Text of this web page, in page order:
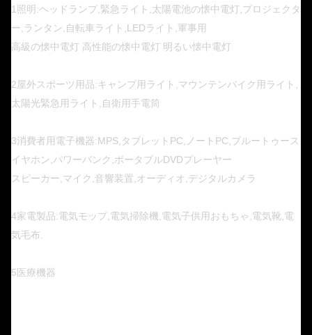
1照明:ヘッドランプ,緊急ライト,太陽電池の懐中電灯,プロジェクタ
ー,ランタン,自転車ライト,LEDライト,軍事用
高級の懐中電灯 高性能の懐中電灯 明るい懐中電灯
2屋外スポーツ用品:キャンプ用ライト,マウンテンバイク用ライト,
太陽光緊急用ライト,自衛用手電筒
3消費者用電子機器:MPS,タブレットPC,ノートPC,ブルートゥース
イヤホン,パワーバンク,ポータブルDVDプレーヤー
スピーカー,マイク,音響装置,オーディオ,デジタルカメラ
4家電製品:電気モップ,電気掃除機,電気子供用おもちゃ,電気靴,電
気毛布.
5医療機器